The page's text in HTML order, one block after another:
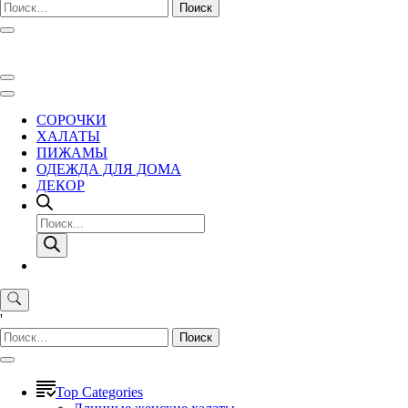
Найти:
СОРОЧКИ
ХАЛАТЫ
ПИЖАМЫ
ОДЕЖДА ДЛЯ ДОМА
ДЕКОР
Поиск
товаров
'
Найти:
Top Categories